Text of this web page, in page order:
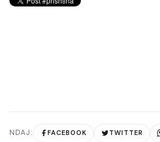
NDAJ: FACEBOOK TWITTER